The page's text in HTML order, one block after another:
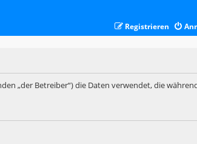
Registrieren
„der Betreiber“) die Daten verwendet, die